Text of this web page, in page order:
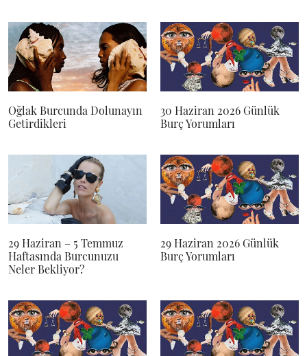
Oğlak Burcunda Dolunayın
Getirdikleri
30 Haziran 2026 Günlük
Burç Yorumları
29 Haziran – 5 Temmuz
Haftasında Burcunuzu
Neler Bekliyor?
29 Haziran 2026 Günlük
Burç Yorumları